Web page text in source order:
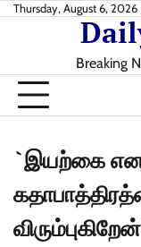
SkipThursday, August 6, 2026
Breaking
`இயற்கை